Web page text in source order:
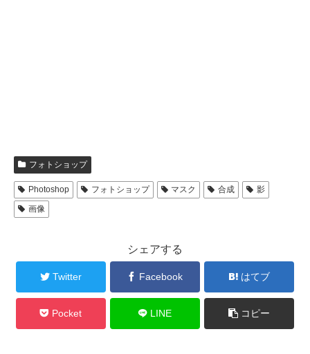
フォトショップ
Photoshop フォトショップ マスク 合成
影
画像
シェアする
Twitter Facebook はてブ
Pocket LINE コピー